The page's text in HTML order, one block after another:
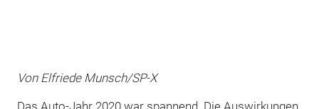
Von Elfriede Munsch/SP-X
Das Auto-Jahr 2020 war spannend. Die Auswirkungen